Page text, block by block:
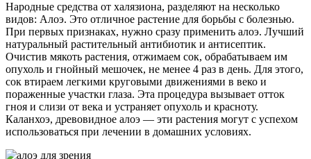
Народные средства от халязиона, разделяют на несколько
видов: Алоэ. Это отличное растение для борьбы с болезнью.
При первых признаках, нужно сразу применить алоэ. Лучший
натуральный растительный антибиотик и антисептик.
Очистив мякоть растения, отжимаем сок, обрабатываем им
опухоль и гнойный мешочек, не менее 4 раз в день. Для этого,
сок втираем легкими круговыми движениями в веко и
пораженные участки глаза. Эта процедура вызывает отток
гноя и слизи от века и устраняет опухоль и красноту.
Каланхоэ, древовидное алоэ — эти растения могут с успехом
использоваться при лечении в домашних условиях.